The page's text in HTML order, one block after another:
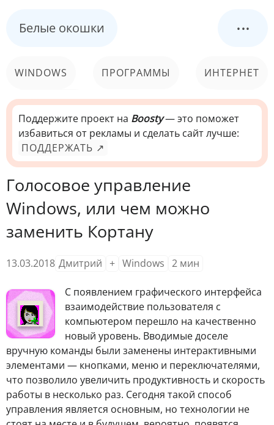
Белые окошки ...
WINDOWS ПРОГРАММЫ ИНТЕРНЕТ
КОМПЬЮТЕР
СИСТЕМА
Поддержите проект на Boosty— это поможет
избавиться от рекламы и сделать сайт лучше:
ПОДДЕРЖАТЬ ↗
Голосовое управление
Windows, или чем можно
заменить Кортану
13.03.2018 Дмитрий + Windows 2 мин
С появлением графического интерфейса
взаимодействие пользователя с
компьютером перешло на качественно
новый уровень. Вводимые доселе
вручную команды были заменены интерактивными
элементами — кнопками, меню и переключателями,
что позволило увеличить продуктивность и скорость
работы в несколько раз. Сегодня такой способ
управления является основным, но технологии не